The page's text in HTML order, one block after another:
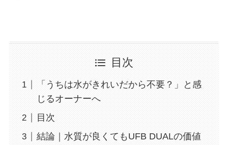
目次
「うちは水がきれいだから不要？」と感
じるオーナーへ
目次
結論｜水質が良くてもUFB DUALの価値